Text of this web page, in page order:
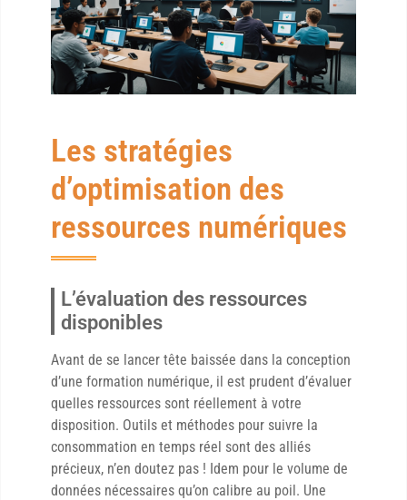
Les stratégies
d’optimisation des
ressources numériques
L’évaluation des ressources
disponibles
Avant de se lancer tête baissée dans la conception
d’une formation numérique, il est prudent d’évaluer
quelles ressources sont réellement à votre
disposition. Outils et méthodes pour suivre la
consommation en temps réel sont des alliés
précieux, n’en doutez pas ! Idem pour le volume de
données nécessaires qu’on calibre au poil. Une